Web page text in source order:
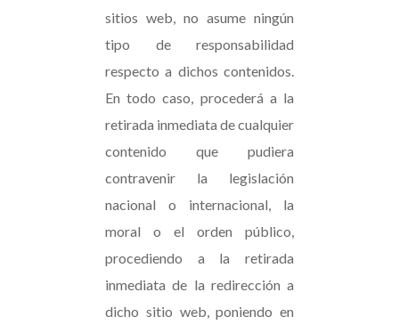
sitios web, no asume ningún
tipo de responsabilidad
respecto a dichos contenidos.
En todo caso, procederá a la
retirada inmediata de cualquier
contenido que pudiera
contravenir la legislación
nacional o internacional, la
moral o el orden público,
procediendo a la retirada
inmediata de la redirección a
dicho sitio web, poniendo en